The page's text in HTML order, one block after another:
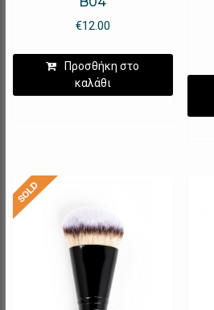
€12.00
Προσθήκη στο
καλάθι